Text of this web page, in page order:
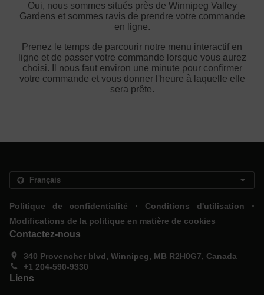
Oui, nous sommes situés près de Winnipeg Valley
Gardens et sommes ravis de prendre votre commande
en ligne.
Prenez le temps de parcourir notre menu interactif en
ligne et de passer votre commande lorsque vous aurez
choisi. Il nous faut environ une minute pour confirmer
votre commande et vous donner l'heure à laquelle elle
sera prête.
Politique de confidentialité . Conditions d'utilisation .
Modifications de la politique en matière de cookies
Contactez-nous
340 Provencher blvd, Winnipeg, MB R2H0G7, Canada
+1 204-590-9330
Liens